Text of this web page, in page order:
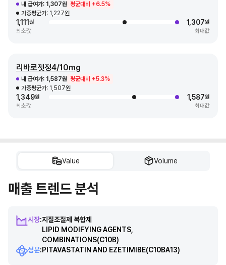
내 급여가: 1,307원 평균대비 +6.5%
가중평균가: 1,227원
1,111 원
최소값
1,307원
최대값
리바로젯정4/10mg
내 급여가: 1,587원 평균대비 +5.3%
가중평균가: 1,507원
1,349원
최소값
1,587원
최대값
Value Volume
매출 트렌드 분석
시장:지질조절제 복합제
LIPID MODIFYING AGENTS,
COMBINATIONS(C10B)
성분:PITAVASTATIN AND EZETIMIBE(C10BA13)